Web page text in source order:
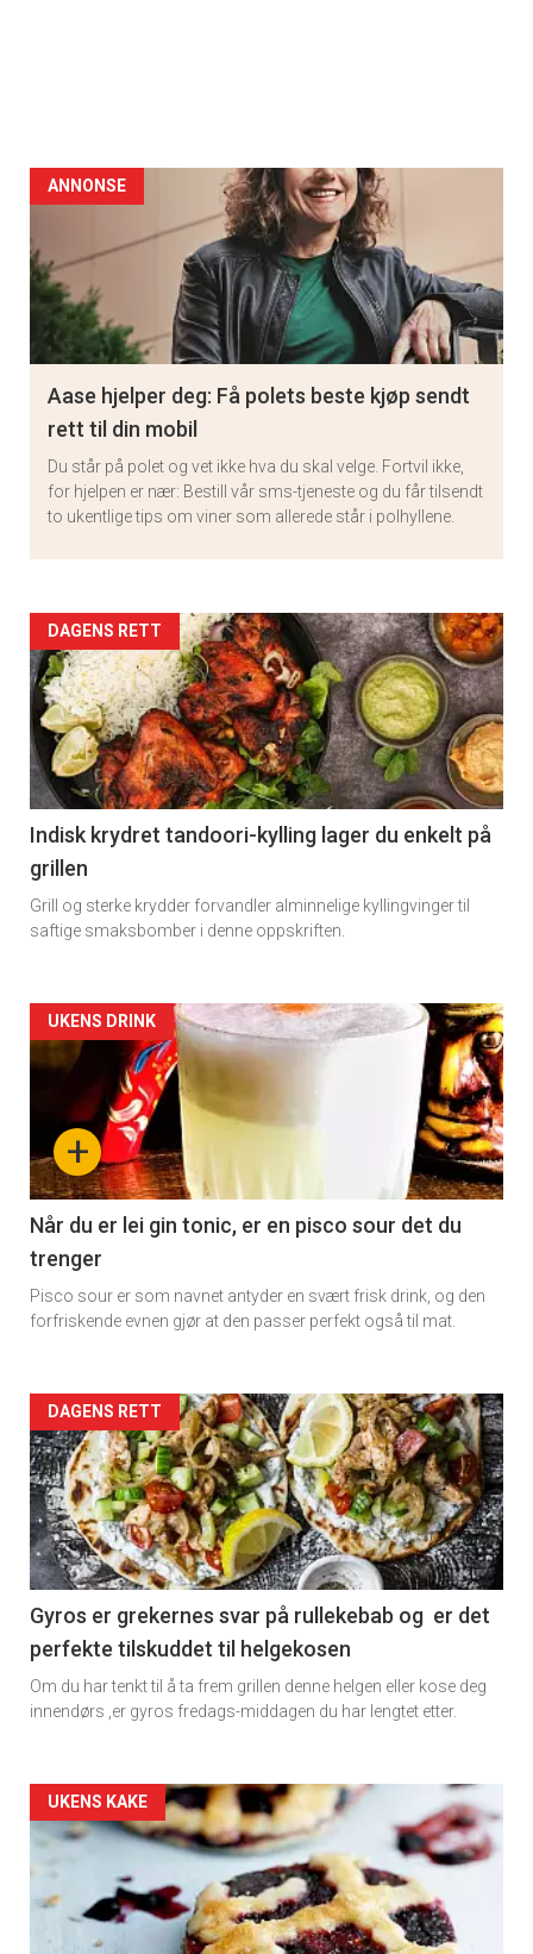
ANNONSE
Aase hjelper deg: Få polets beste kjøp sendt
rett til din mobil
Du står på polet og vet ikke hva du skal velge. Fortvil ikke,
for hjelpen er nær: Bestill vår sms-tjeneste og du får tilsendt
to ukentlige tips om viner som allerede står i polhyllene.
Artikler
detail
-
section
11
DAGENS RETT
Indisk krydret tandoori-kylling lager du enkelt på
grillen
Grill og sterke krydder forvandler alminnelige kyllingvinger til
saftige smaksbomber i denne oppskriften.
Artikler
detail
section
11
Dagens
rett
+
UKENS DRINK
Når du er lei gin tonic, er en pisco sour det du
trenger
Pisco sour er som navnet antyder en svært frisk drink, og den
forfriskende evnen gjør at den passer perfekt også til mat.
Artikler
detail
-
section
11
Dagens
rett
DAGENS RETT
Gyros er grekernes svar på rullekebab og er det
perfekte tilskuddet til helgekosen
Om du har tenkt til å ta frem grillen denne helgen eller kose deg
innendørs ,er gyros fredags-middagen du har lengtet etter.
Artikler
detail
-
UKENS KAKE